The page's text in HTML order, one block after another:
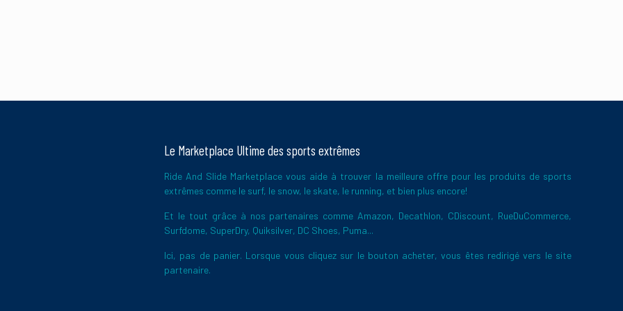
Le Marketplace Ultime des sports extrêmes
Ride And Slide Marketplace vous aide à trouver la meilleure offre pour les produits de sports
extrêmes comme le surf, le snow, le skate, le running, et bien plus encore!
Et le tout grâce à nos partenaires comme Amazon, Decathlon, CDiscount, RueDuCommerce,
Surfdome, SuperDry, Quiksilver, DC Shoes, Puma...
Ici, pas de panier. Lorsque vous cliquez sur le bouton acheter, vous êtes redirigé vers le site
partenaire.